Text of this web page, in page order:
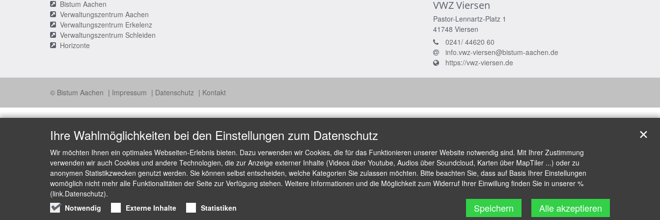
Bistum Aachen
Verwaltungszentrum Aachen
Verwaltungszentrum Erkelenz
Verwaltungszentrum Schleiden
Horizonte
VWZ Viersen
Pastor-Lennartz-Platz 1
41748 Viersen
0241/ 44620 60
info.vwz-viersen@bistum-aachen.de
https://vwz-viersen.de
© Bistum Aachen Impressum Datenschutz Kontakt
Ihre Wahlmöglichkeiten bei den Einstellungen zum Datenschutz
Wir möchten Ihnen ein optimales Webseiten-Erlebnis bieten. Dazu verwenden wir Cookies, die für das Funktionieren unserer Website notwendig sind. Mit Ihrer Zustimmung
verwenden wir auch Cookies und andere Technologien, die zur Anzeige externer Inhalte (Videos über Youtube, Audios über Soundcloud, Karten über MapTiler ...) oder zu
anonymen Statistikzwecken genutzt werden. Sie können selbst entscheiden, welche Kategorien Sie zulassen möchten. Bitte beachten Sie, dass auf Basis Ihrer Einstellungen
womöglich nicht mehr alle Funktionalitäten der Seite zur Verfügung stehen. Weitere Informationen und die Möglichkeit zum Widerruf Ihrer Einwillung finden Sie in unserer %
(link.Datenschutz).
Notwendig
Externe Inhalte Statistiken Speichern Alle akzeptieren
✕